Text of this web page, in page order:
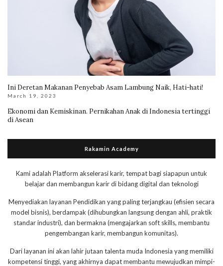
Ini Deretan Makanan Penyebab Asam Lambung Naik, Hati-hati!
March 19, 2023
Ekonomi dan Kemiskinan. Pernikahan Anak di Indonesia tertinggi
di Asean
Rakamin Academy
Kami adalah Platform akselerasi karir, tempat bagi siapapun untuk
belajar dan membangun karir di bidang digital dan teknologi
Menyediakan layanan Pendidikan yang paling terjangkau (efisien secara
model bisnis), berdampak (dihubungkan langsung dengan ahli, praktik
standar industri), dan bermakna (mengajarkan soft skills, membantu
pengembangan karir, membangun komunitas).
Dari layanan ini akan lahir jutaan talenta muda Indonesia yang memiliki
kompetensi tinggi, yang akhirnya dapat membantu mewujudkan mimpi-